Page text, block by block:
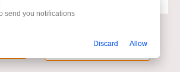
к музыкальному сервису
Скачать
send you notifications
Discard Allow